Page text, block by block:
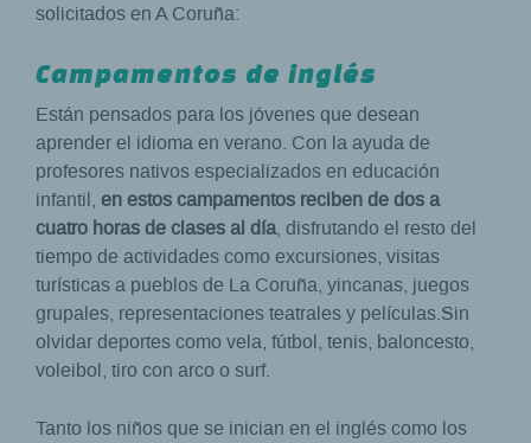
solicitados en A Coruña:
Campamentos de inglés
Están pensados para los jóvenes que desean
aprender el idioma en verano. Con la ayuda de
profesores nativos especializados en educación
infantil, en estos campamentos reciben de dos a
cuatro horas de clases al día, disfrutando el resto del
tiempo de actividades como excursiones, visitas
turísticas a pueblos de La Coruña, yincanas, juegos
grupales, representaciones teatrales y películas.Sin
olvidar deportes como vela, fútbol, tenis, baloncesto,
voleibol, tiro con arco o surf.
Tanto los niños que se inician en el inglés como los